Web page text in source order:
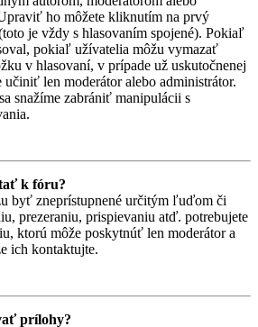
ho môžete kliknutím na prvý
je vždy s hlasovaním spojené). Pokiaľ
pokiaľ užívatelia môžu vymazať
v hlasovaní, v prípade už uskutočnenej
len moderátor alebo administrátor.
snažíme zabrániť manipulácii s
k fóru?
byť zneprístupnené určitým ľuďom či
prezeraniu, prispievaniu atď. potrebujete
ktorú môže poskytnúť len moderátor a
ich kontaktujte.
prílohy?